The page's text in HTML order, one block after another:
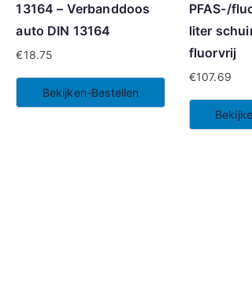
13164 – Verbanddoos
auto DIN 13164
€18.75
Bekijken-Bestellen
PFAS-/
liter
fluorvrij
€107.69